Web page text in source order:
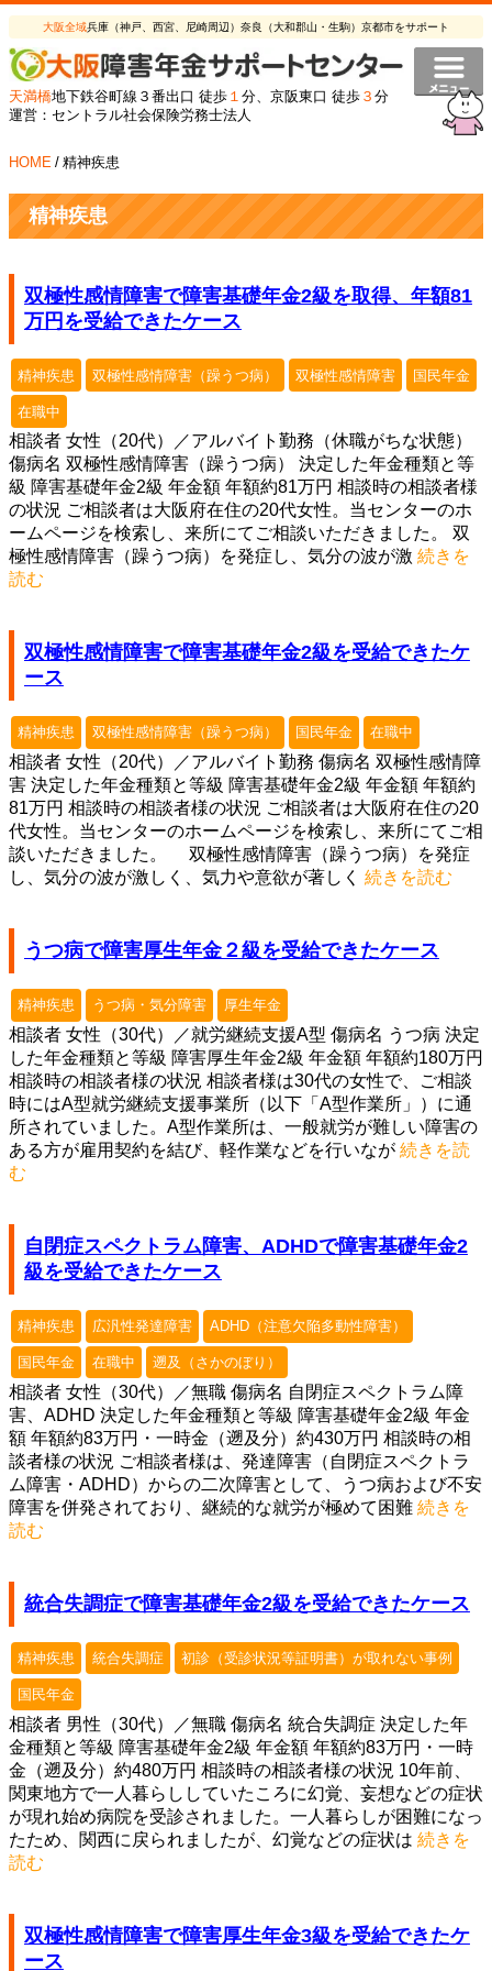
大阪全域兵庫（神戸、西宮、尼崎周辺）奈良（大和郡山・生駒）京都市をサポート
天満橋地下鉄谷町線３番出口 徒歩 １ 分、京阪東口 徒歩 ３ 分
運営：セントラル社会保険労務士法人
HOME / 精神疾患
精神疾患
双極性感情障害で障害基礎年金2級を取得、年額81
万円を受給できたケース
精神疾患 双極性感情障害（躁うつ病） 双極性感情障害 国民年金
在職中
相談者 女性（20代）／アルバイト勤務（休職がちな状態）
傷病名 双極性感情障害（躁うつ病） 決定した年金種類と等
級 障害基礎年金2級 年金額 年額約81万円 相談時の相談者様
の状況 ご相談者は大阪府在住の20代女性。当センターのホ
ームページを検索し、来所にてご相談いただきました。 双
極性感情障害（躁うつ病）を発症し、気分の波が激 続きを
読む
双極性感情障害で障害基礎年金2級を受給できたケ
ース
精神疾患 双極性感情障害（躁うつ病） 国民年金 在職中
相談者 女性（20代）／アルバイト勤務 傷病名 双極性感情障
害 決定した年金種類と等級 障害基礎年金2級 年金額 年額約
81万円 相談時の相談者様の状況 ご相談者は大阪府在住の20
代女性。当センターのホームページを検索し、来所にてご相
談いただきました。 双極性感情障害（躁うつ病）を発症
し、気分の波が激しく、気力や意欲が著しく 続きを読む
うつ病で障害厚生年金２級を受給できたケース
精神疾患 うつ病・気分障害 厚生年金
相談者 女性（30代）／就労継続支援A型 傷病名 うつ病 決定
した年金種類と等級 障害厚生年金2級 年金額 年額約180万円
相談時の相談者様の状況 相談者様は30代の女性で、ご相談
時にはA型就労継続支援事業所（以下「A型作業所」）に通
所されていました。A型作業所は、一般就労が難しい障害の
ある方が雇用契約を結び、軽作業などを行いなが 続きを読
む
自閉症スペクトラム障害、ADHDで障害基礎年金2
級を受給できたケース
精神疾患 広汎性発達障害 ADHD（注意欠陥多動性障害）
国民年金 在職中 遡及（さかのぼり）
相談者 女性（30代）／無職 傷病名 自閉症スペクトラム障
害、ADHD 決定した年金種類と等級 障害基礎年金2級 年金
額 年額約83万円・一時金（遡及分）約430万円 相談時の相
談者様の状況 ご相談者様は、発達障害（自閉症スペクトラ
ム障害・ADHD）からの二次障害として、うつ病および不安
障害を併発されており、継続的な就労が極めて困難 続きを
読む
統合失調症で障害基礎年金2級を受給できたケース
精神疾患 統合失調症 初診（受診状況等証明書）が取れない事例
国民年金
相談者 男性（30代）／無職 傷病名 統合失調症 決定した年
金種類と等級 障害基礎年金2級 年金額 年額約83万円・一時
金（遡及分）約480万円 相談時の相談者様の状況 10年前、
関東地方で一人暮らししていたころに幻覚、妄想などの症状
が現れ始め病院を受診されました。一人暮らしが困難になっ
たため、関西に戻られましたが、幻覚などの症状は 続きを
読む
双極性感情障害で障害厚生年金3級を受給できたケ
ース